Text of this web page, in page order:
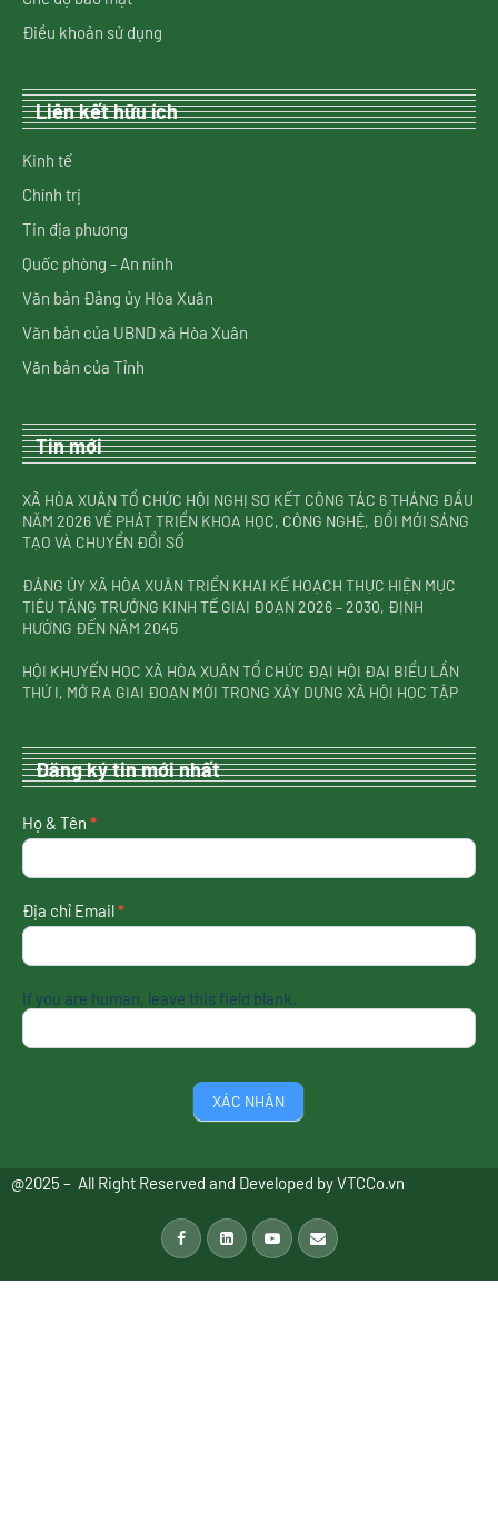
Điều khoản sử dụng
Liên kết hữu ích
Kinh tế
Chính trị
Tin địa phương
Quốc phòng - An ninh
Văn bản Đảng ủy Hòa Xuân
Văn bản của UBND xã Hòa Xuân
Văn bản của Tỉnh
Tin mới
XÃ HÒA XUÂN TỔ CHỨC HỘI NGHỊ SƠ KẾT CÔNG TÁC 6 THÁNG ĐẦU
NĂM 2026 VỀ PHÁT TRIỂN KHOA HỌC, CÔNG NGHỆ, ĐỔI MỚI SÁNG
TẠO VÀ CHUYỂN ĐỔI SỐ
ĐẢNG ỦY XÃ HÒA XUÂN TRIỂN KHAI KẾ HOẠCH THỰC HIỆN MỤC
TIÊU TĂNG TRƯỞNG KINH TẾ GIAI ĐOẠN 2026 – 2030, ĐỊNH
HƯỚNG ĐẾN NĂM 2045
HỘI KHUYẾN HỌC XÃ HÒA XUÂN TỔ CHỨC ĐẠI HỘI ĐẠI BIỂU LẦN
THỨ I, MỞ RA GIAI ĐOẠN MỚI TRONG XÂY DỰNG XÃ HỘI HỌC TẬP
Đăng ký tin mới nhất
nhận
tin
nhất
Họ & Tên *
Địa chỉ Email*
If you are human, leave this field blank.
XÁC NHẬN
@2025 – All Right Reserved and Developed byVTCCo.vn